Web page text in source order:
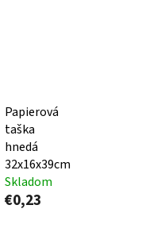
Papierová
taška
hnedá
32x16x39cm
Skladom
€0,23